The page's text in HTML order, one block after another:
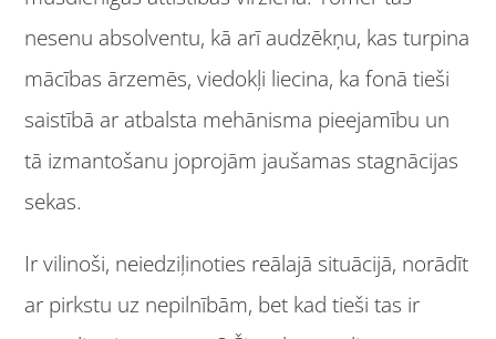
nesenu absolventu, kā arī audzēkņu, kas turpina
mācības ārzemēs, viedokļi liecina, ka fonā tieši
saistībā ar atbalsta mehānisma pieejamību un
tā izmantošanu joprojām jaušamas stagnācijas
sekas.
Ir vilinoši, neiedziļinoties reālajā situācijā, norādīt
ar pirkstu uz nepilnībām, bet kad tieši tas ir